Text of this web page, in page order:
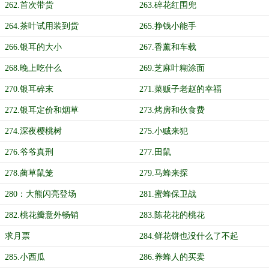
262.首次带货 263.碎花红围兜
264.茶叶试用装到货 265.挣钱小能手
266.银耳的大小 267.香薰和车载
268.晚上吃什么 269.芝麻叶糊涂面
270.银耳碎末 271.菜贩子老赵的幸福
272.银耳定价和烟草 273.烤房和伙食费
274.深夜樱桃树 275.小贼来犯
276.爷爷真刑 277.田鼠
278.蔺草鼠笼 279.马蜂来探
280：大熊闪亮登场 281.蜜蜂保卫战
282.桃花瓣意外畅销 283.陈花花的桃花
求月票 284.鲜花饼也没什么了不起
285.小西瓜 286.养蜂人的买卖